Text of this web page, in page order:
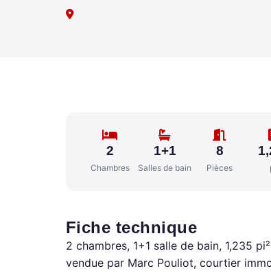
2
Chambres
1+1
Salles de bain
8
Pièces
Fiche technique
2 chambres, 1+1 salle de bain, 1,235
vendue par Marc Pouliot, courtier